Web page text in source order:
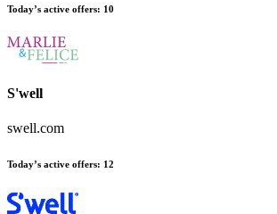
Today’s active offers: 10
S'well
swell.com
Today’s active offers: 12